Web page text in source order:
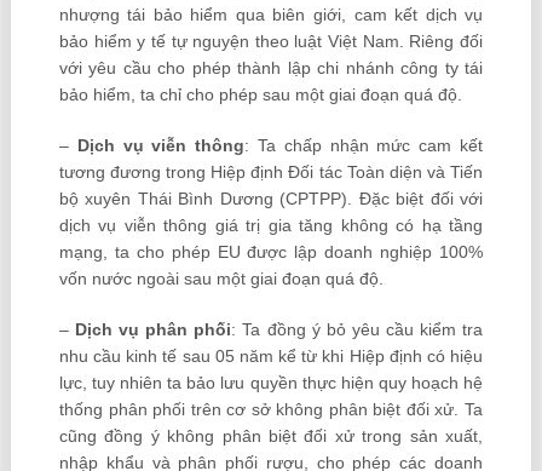
nhượng tái bảo hiểm qua biên giới, cam kết dịch vụ
bảo hiểm y tế tự nguyện theo luật Việt Nam. Riêng đối
với yêu cầu cho phép thành lập chi nhánh công ty tái
bảo hiểm, ta chỉ cho phép sau một giai đoạn quá độ.
– Dịch vụ viễn thông: Ta chấp nhận mức cam kết
tương đương trong Hiệp định Đối tác Toàn diện và Tiến
bộ xuyên Thái Bình Dương (CPTPP). Đặc biệt đối với
dịch vụ viễn thông giá trị gia tăng không có hạ tầng
mạng, ta cho phép EU được lập doanh nghiệp 100%
vốn nước ngoài sau một giai đoạn quá độ.
– Dịch vụ phân phối: Ta đồng ý bỏ yêu cầu kiểm tra
nhu cầu kinh tế sau 05 năm kể từ khi Hiệp định có hiệu
lực, tuy nhiên ta bảo lưu quyền thực hiện quy hoạch hệ
thống phân phối trên cơ sở không phân biệt đối xử. Ta
cũng đồng ý không phân biệt đối xử trong sản xuất,
nhập khẩu và phân phối rượu, cho phép các doanh